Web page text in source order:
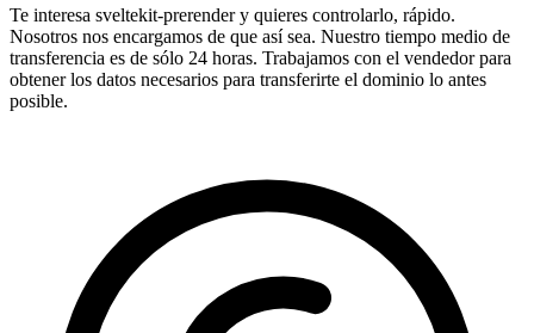
Te interesa sveltekit-prerender y quieres controlarlo, rápido.
Nosotros nos encargamos de que así sea. Nuestro tiempo medio de
transferencia es de sólo 24 horas. Trabajamos con el vendedor para
obtener los datos necesarios para transferirte el dominio lo antes
posible.